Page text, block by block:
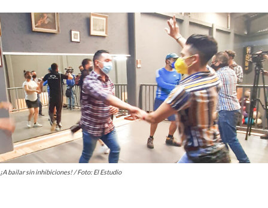
¡A bailar sin inhibiciones! / Foto: El Estudio